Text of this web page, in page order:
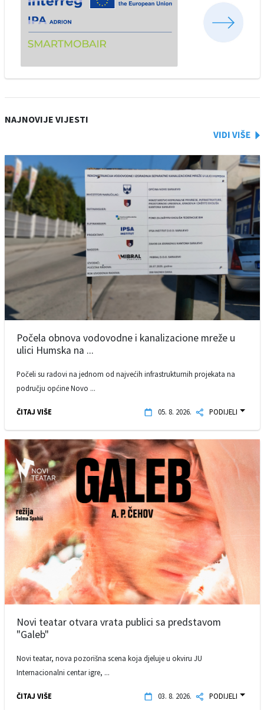
NAJNOVIJE VIJESTI
Počela obnova vodovodne i kanalizacione mreže u
ulici Humska na ...
Počeli su radovi na jednom od najvećih infrastrukturnih projekata na
području općine Novo ...
ČITAJ VIŠE 05. 8. 2026. PODIJELI
Novi teatar otvara vrata publici sa predstavom
"Galeb"
Novi teatar, nova pozorišna scena koja djeluje u okviru JU
Internacionalni centar igre, ...
ČITAJ VIŠE 03. 8. 2026. PODIJELI